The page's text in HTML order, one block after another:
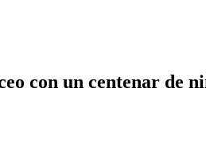
con un centenar de